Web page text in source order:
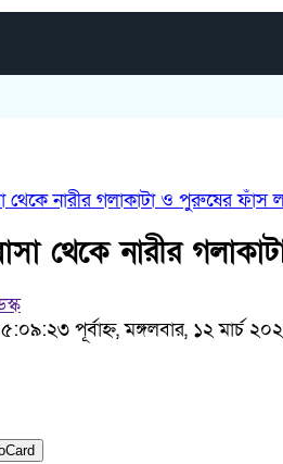
নারীর গলাকাটা ও পুরুষের ফাঁস
থেকে নারীর
পূর্বাহ্ন, মঙ্গলবার, ১২ মার্চ